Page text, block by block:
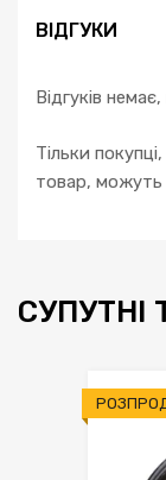
ВІДГУКИ
Відгуків
Тільки
товар, можуть
СУПУТНІ